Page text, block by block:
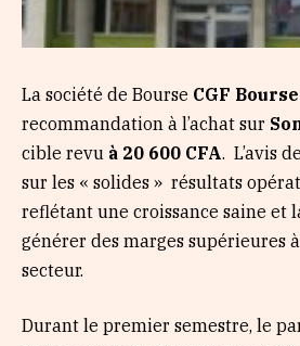
La société de Bourse CGF Bourse
recommandation à l’achat sur
cible revu à 20 600 CFA. L’avis
sur les « solides » résultats
reflétant une croissance saine et
générer des marges supérieures
secteur.
Durant le premier semestre, le